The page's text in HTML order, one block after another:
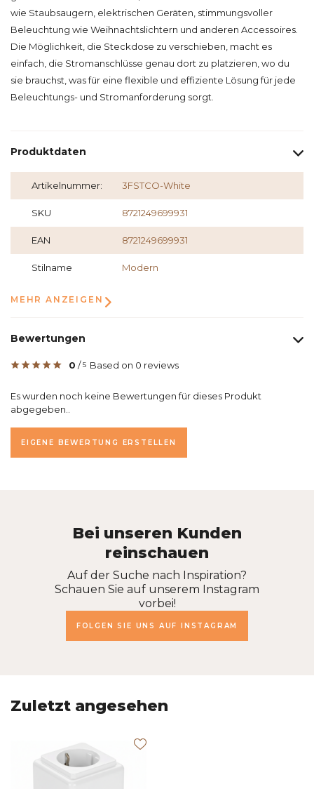
wie Staubsaugern, elektrischen Geräten, stimmungsvoller
Beleuchtung wie Weihnachtslichtern und anderen Accessoires.
Die Möglichkeit, die Steckdose zu verschieben, macht es
einfach, die Stromanschlüsse genau dort zu platzieren, wo du
sie brauchst, was für eine flexible und effiziente Lösung für jede
Beleuchtungs- und Stromanforderung sorgt.
Produktdaten
Artikelnummer: 3FSTCO-White
SKU 8721249699931
EAN 8721249699931
Stilname Modern
MEHR ANZEIGEN
Bewertungen
0 /5 Based on 0 reviews
Es wurden noch keine Bewertungen für dieses Produkt
abgegeben..
EIGENE BEWERTUNG ERSTELLEN
Bei unseren Kunden
reinschauen
Auf der Suche nach Inspiration?
Schauen Sie auf unserem Instagram
vorbei!
FOLGEN SIE UNS AUF INSTAGRAM
Zuletzt angesehen